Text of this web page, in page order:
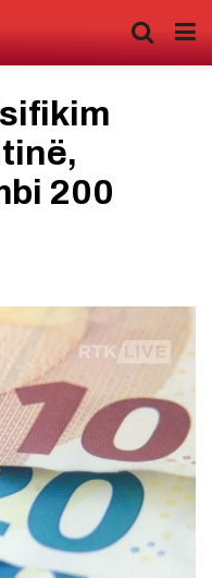
200